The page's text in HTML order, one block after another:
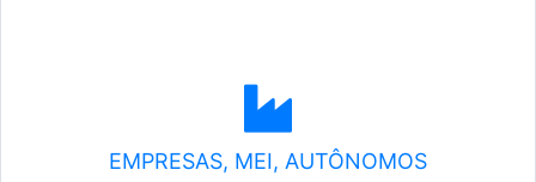
EMPRESAS, MEI, AUTÔNOMOS